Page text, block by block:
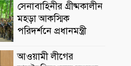
সেনাবাহিনীর গ্রীষ্মকালীন
মহড়া আকস্মিক
পরিদর্শনে প্রধানমন্ত্রী
আওয়ামী লীগের